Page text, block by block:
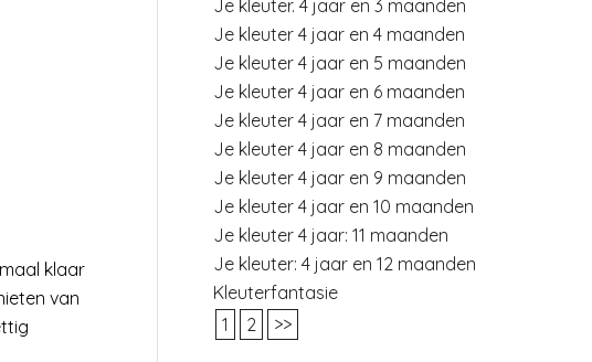
klaar
van
Je kleuter. 4 jaar en 3 maanden
Je kleuter 4 jaar en 4 maanden
Je kleuter 4 jaar en 5 maanden
Je kleuter 4 jaar en 6 maanden
Je kleuter 4 jaar en 7 maanden
Je kleuter 4 jaar en 8 maanden
Je kleuter 4 jaar en 9 maanden
Je kleuter 4 jaar en 10 maanden
Je kleuter 4 jaar: 11 maanden
Je kleuter: 4 jaar en 12 maanden
Kleuterfantasie
1
2 >>